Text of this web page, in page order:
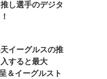
し選手のデジタ
イーグルスの推
すると最大
＆イーグルスト